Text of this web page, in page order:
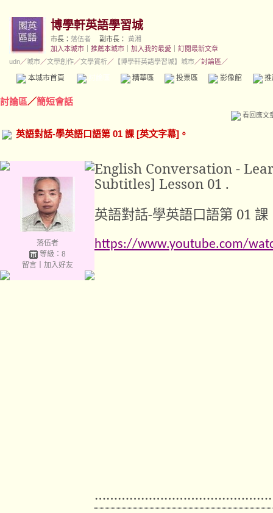
博學軒英語學習城
市長： 落伍者 副市長：
黃湘
加入本城市
推薦本城市 加入我的最愛
訂閱最新文章
udn／城市／文學創作／文學賞析／ 【博學軒英語學習城】城市／討論區／
本城市首頁 精華區 投票區 影像館
討論區／簡短會話
看回應文
英語對話-學英語口語第 01 課 [英文字幕]。
落伍者
等級：8
留言｜ 加入好友
English Conversation -
Subtitles] Lesson 01 .
英語對話-學英語口語第 01 課
https://www.youtube.com/